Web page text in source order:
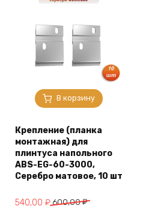
В корзину
Крепление (планка
монтажная) для
плинтуса напольного
ABS-EG-60-3000,
Серебро матовое, 10 шт
600,00₽
Первоначальная
540,00 ₽
Текущая